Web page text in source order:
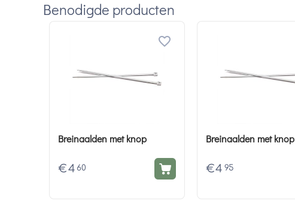
Benodigde producten
Breinaalden met knop
€4 60
Breinaalden met knop
€4 95